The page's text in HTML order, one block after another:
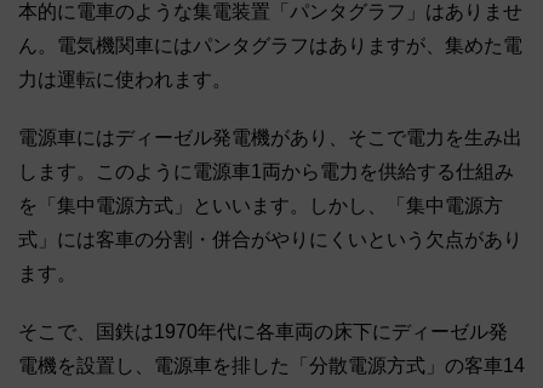
本的に電車のような集電装置「パンタグラフ」はありませ
ん。電気機関車にはパンタグラフはありますが、集めた電
力は運転に使われます。
電源車にはディーゼル発電機があり、そこで電力を生み出
します。このように電源車1両から電力を供給する仕組み
を「集中電源方式」といいます。しかし、「集中電源方
式」には客車の分割・併合がやりにくいという欠点があり
ます。
そこで、国鉄は1970年代に各車両の床下にディーゼル発
電機を設置し、電源車を排した「分散電源方式」の客車14